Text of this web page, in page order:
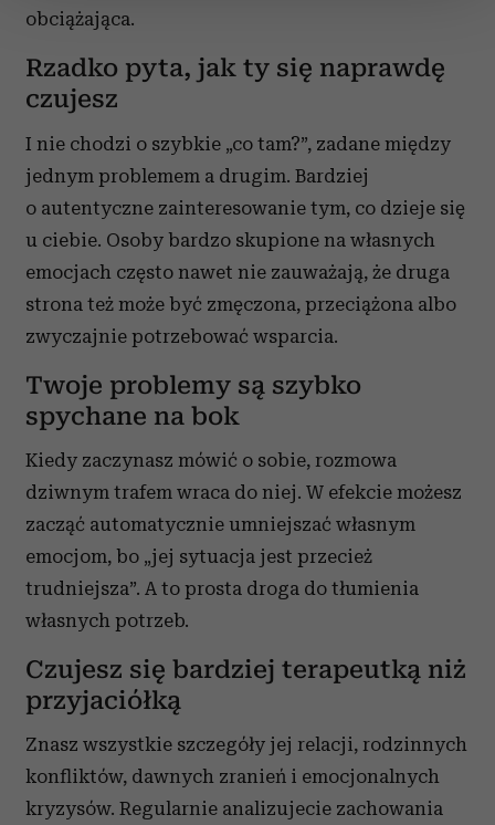
zmienić lub wycofać swoją zgodę w dowolnej chwili.
Wykorzystujemy pliki cookie do spersonalizowania treści
i reklam, aby oferować funkcje społecznościowe i
analizować ruch w naszej witrynie. Informacje o tym, jak
korzystasz z naszej witryny, udostępniamy partnerom
społecznościowym, reklamowym i analitycznym.
Partnerzy mogą połączyć te informacje z innymi danymi
korzystania z ich usług.
obciążająca.
Rzadko pyta, jak ty się naprawdę
czujesz
I nie chodzi o szybkie „co tam?”, zadane między
jednym problemem a drugim. Bardziej
o autentyczne zainteresowanie tym, co dzieje się
u ciebie. Osoby bardzo skupione na własnych
emocjach często nawet nie zauważają, że druga
strona też może być zmęczona, przeciążona albo
zwyczajnie potrzebować wsparcia.
Twoje problemy są szybko
spychane na bok
Kiedy zaczynasz mówić o sobie, rozmowa
dziwnym trafem wraca do niej. W efekcie możesz
zacząć automatycznie umniejszać własnym
emocjom, bo „jej sytuacja jest przecież
trudniejsza”. A to prosta droga do tłumienia
własnych potrzeb.
Czujesz się bardziej terapeutką niż
przyjaciółką
Znasz wszystkie szczegóły jej relacji, rodzinnych
konfliktów, dawnych zranień i emocjonalnych
kryzysów. Regularnie analizujecie zachowania